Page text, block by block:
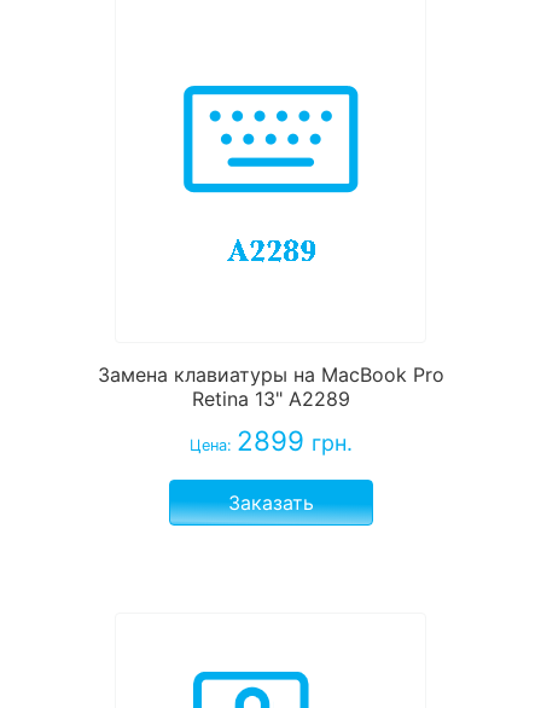
Замена клавиатуры на MacBook Pro
Retina 13" A2289
Цена: 2899 грн.
Заказать